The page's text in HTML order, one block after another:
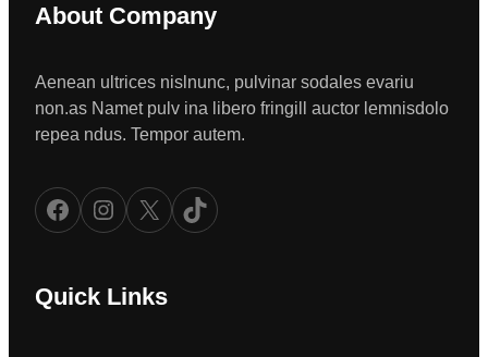
About Company
Aenean ultrices nislnunc, pulvinar sodales evariu
non.as Namet pulv ina libero fringill auctor lemnisdolo
repea ndus. Tempor autem.
Facebook Instagram X TikTok
Quick Links